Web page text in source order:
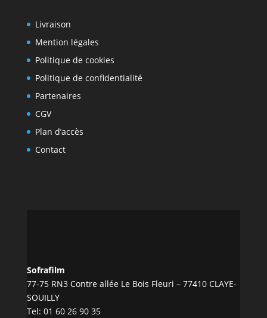
Livraison
Mention légales
Politique de cookies
Politique de confidentialité
Partenaires
CGV
Plan d’accès
Contact
Sofrafilm
77-75 RN3 Contre allée Le Bois Fleuri – 77410 CLAYE-
SOUILLY
Tel: 01 60 26 90 35